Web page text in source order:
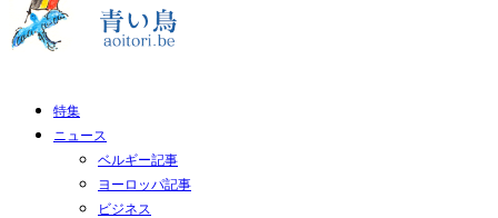
特集
ニュース
ベルギー記事
ヨーロッパ記事
ビジネス